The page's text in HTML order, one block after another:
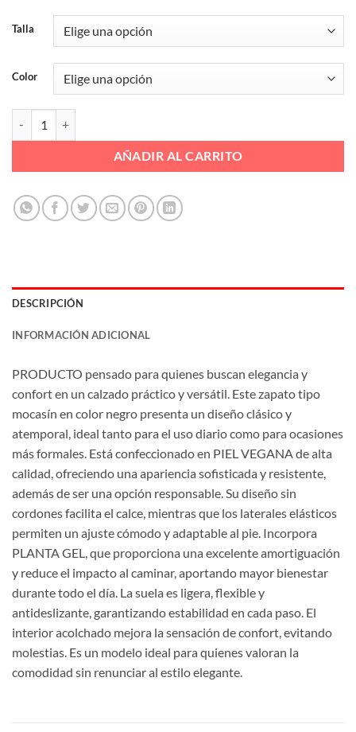
Talla
Color
AÑADIR AL CARRITO
DESCRIPCIÓN
INFORMACIÓN ADICIONAL
PRODUCTO pensado para quienes buscan elegancia y
confort en un calzado práctico y versátil. Este zapato tipo
mocasín en color negro presenta un diseño clásico y
atemporal, ideal tanto para el uso diario como para ocasiones
más formales. Está confeccionado en PIEL VEGANA de alta
calidad, ofreciendo una apariencia sofisticada y resistente,
además de ser una opción responsable. Su diseño sin
cordones facilita el calce, mientras que los laterales elásticos
permiten un ajuste cómodo y adaptable al pie. Incorpora
PLANTA GEL, que proporciona una excelente amortiguación
y reduce el impacto al caminar, aportando mayor bienestar
durante todo el día. La suela es ligera, flexible y
antideslizante, garantizando estabilidad en cada paso. El
interior acolchado mejora la sensación de confort, evitando
molestias. Es un modelo ideal para quienes valoran la
comodidad sin renunciar al estilo elegante.